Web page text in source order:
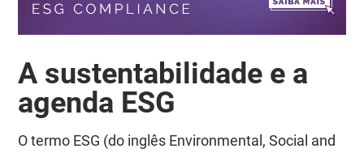
A sustentabilidade e a
agenda ESG
O termo ESG (do inglês Environmental, Social and